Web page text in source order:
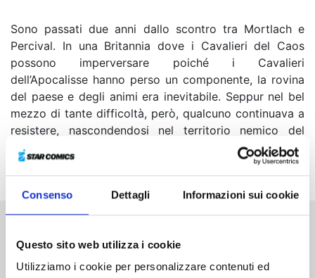
Consenso Dettagli Informazioni sui cookie
Questo sito web utilizza i cookie
Utilizziamo i cookie per personalizzare contenuti ed
Sono passati due anni dallo scontro tra Mortlach e
Percival. In una Britannia dove i Cavalieri del Caos
possono imperversare poiché i Cavalieri
dell’Apocalisse hanno perso un componente, la rovina
del paese e degli animi era inevitabile. Seppur nel bel
mezzo di tante difficoltà, però, qualcuno continuava a
resistere, nascondendosi nel territorio nemico del
regno eterno di Camelot... Si apre il sipario sul
secondo capitolo del contrattacco!
Altri volumi della serie